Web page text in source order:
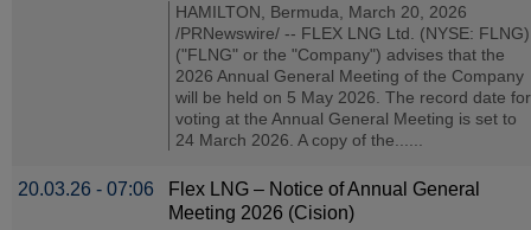
HAMILTON, Bermuda, March 20, 2026
/PRNewswire/ -- FLEX LNG Ltd. (NYSE: FLNG)
("FLNG" or the "Company") advises that the
2026 Annual General Meeting of the Company
will be held on 5 May 2026. The record date for
voting at the Annual General Meeting is set to
24 March 2026. A copy of the......
20.03.26 - 07:06
Flex LNG – Notice of Annual General
Meeting 2026 (Cision)